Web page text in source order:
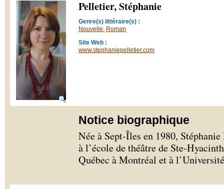
Pelletier, Stéphanie
Genre(s) littéraire(s) :
Nouvelle, Roman
Site Web :
www.stephaniepelletier.com
Notice biographique
Née à Sept-Îles en 1980,
à l’école de théâtre de Ste-
Québec à Montréal et à